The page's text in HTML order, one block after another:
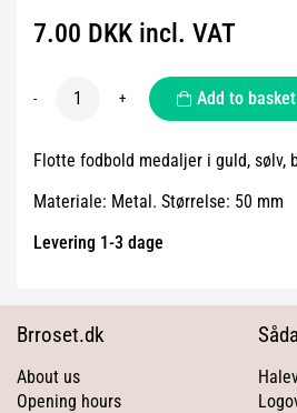
7.00 DKK incl. VAT
- + Add to basket
Flotte fodbold medaljer i guld, sølv,
Materiale: Metal. Størrelse: 50 mm
Levering 1-3 dage
Brroset.dk
About us
Opening hours